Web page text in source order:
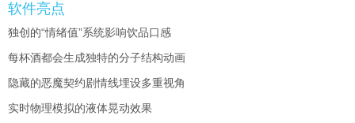
软件亮点
独创的“情绪值”系统影响饮品口感
每杯酒都会生成独特的分子结构动画
隐藏的恶魔契约剧情线埋设多重视角
实时物理模拟的液体晃动效果